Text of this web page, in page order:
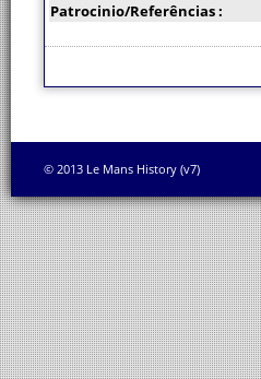
Patrocinio/Referências :
© 2013 Le Mans History (v7)